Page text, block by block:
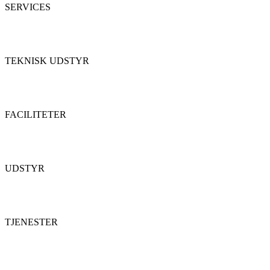
SERVICES
TEKNISK UDSTYR
FACILITETER
UDSTYR
TJENESTER